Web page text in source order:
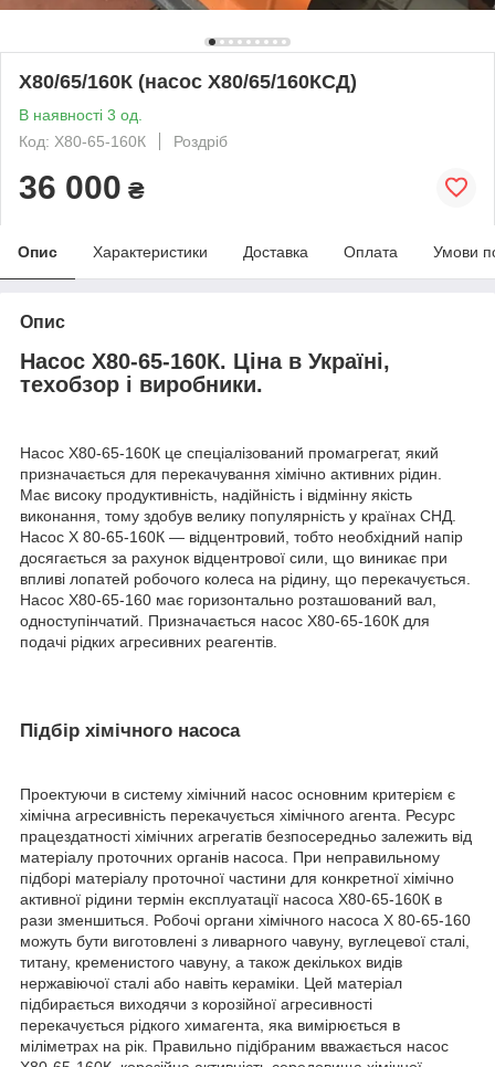
Х80/65/160К (насос Х80/65/160КСД)
В наявності 3 од.
Код: Х80-65-160К
Роздріб
36 000 ₴
Опис Характеристики Доставка Оплата Умови
Опис
Насос Х80-65-160К. Ціна в Україні,
техобзор і виробники.
Насос Х80-65-160К це спеціалізований промагрегат, який
призначається для перекачування хімічно активних рідин.
Має високу продуктивність, надійність і відмінну якість
виконання, тому здобув велику популярність у країнах СНД.
Насос Х 80-65-160К ― відцентровий, тобто необхідний напір
досягається за рахунок відцентрової сили, що виникає при
впливі лопатей робочого колеса на рідину, що перекачується.
Насос Х80-65-160 має горизонтально розташований вал,
одноступінчатий. Призначається насос Х80-65-160К для
подачі рідких агресивних реагентів.
Підбір хімічного насоса
Проектуючи в систему хімічний насос основним критерієм є
хімічна агресивність перекачується хімічного агента. Ресурс
працездатності хімічних агрегатів безпосередньо залежить від
матеріалу проточних органів насоса. При неправильному
підборі матеріалу проточної частини для конкретної хімічно
активної рідини термін експлуатації насоса Х80-65-160К в
рази зменшиться. Робочі органи хімічного насоса Х 80-65-160
можуть бути виготовлені з ливарного чавуну, вуглецевої сталі,
титану, кременистого чавуну, а також декількох видів
нержавіючої сталі або навіть кераміки. Цей матеріал
підбирається виходячи з корозійної агресивності
перекачується рідкого химагента, яка вимірюється в
міліметрах на рік. Правильно підібраним вважається насос